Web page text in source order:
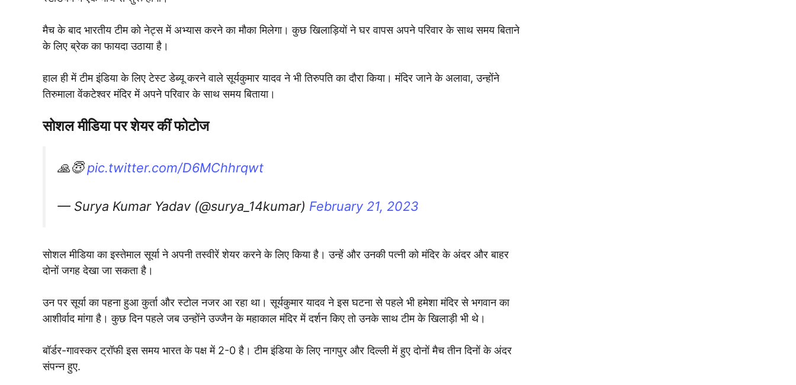
मैच के बाद भारतीय टीम को नेट्स में अभ्यास करने का मौका मिलेगा। कुछ खिलाड़ियों ने घर वापस अपने परिवार के साथ समय बिताने
के लिए ब्रेक का फायदा उठाया है।
हाल ही में टीम इंडिया के लिए टेस्ट डेब्यू करने वाले सूर्यकुमार यादव ने भी तिरुपति का दौरा किया। मंदिर जाने के अलावा, उन्होंने
तिरुमाला वेंकटेश्वर मंदिर में अपने परिवार के साथ समय बिताया।
सोशल मीडिया पर शेयर कीं फोटोज
🙏😇pic.twitter.com/D6MChhrqwt
— Surya Kumar Yadav (@surya_14kumar) February 21, 2023
सोशल मीडिया का इस्तेमाल सूर्या ने अपनी तस्वीरें शेयर करने के लिए किया है। उन्हें और उनकी पत्नी को मंदिर के अंदर और बाहर
दोनों जगह देखा जा सकता है।
उन पर सूर्या का पहना हुआ कुर्ता और स्टोल नजर आ रहा था। सूर्यकुमार यादव ने इस घटना से पहले भी हमेशा मंदिर से भगवान का
आशीर्वाद मांगा है। कुछ दिन पहले जब उन्होंने उज्जैन के महाकाल मंदिर में दर्शन किए तो उनके साथ टीम के खिलाड़ी भी थे।
बॉर्डर-गावस्कर ट्रॉफी इस समय भारत के पक्ष में 2-0 है। टीम इंडिया के लिए नागपुर और दिल्ली में हुए दोनों मैच तीन दिनों के अंदर
संपन्न हुए.